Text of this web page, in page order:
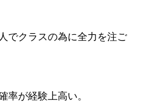
でクラスの為に全力を注ご
率が経験上高い。